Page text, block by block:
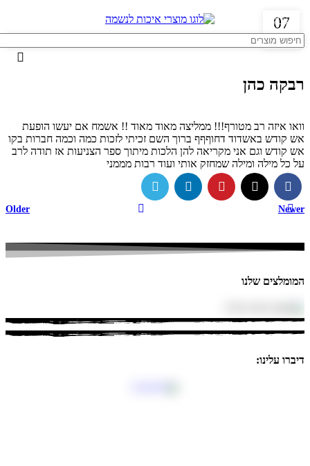
תפריט
רבקה כהן
07
נוב
וואו איזה רב מטורף!!! ממליצה מאוד מאוד !! אשמח אם יעשו הופעת
אש קודש באשדוד דחוףףף ברוך השם זכיתי לזכות כמה וכמה חברות בקו
אש קודש וגם אני מקריאה להן הלכות מיתוך ספר הצניעות אז תודה לרב
על כל מילה ומילה שמחזק אותי ועוד רבות מממני
Newer
Older
המומלצים שלנו
דיברו עלינו: